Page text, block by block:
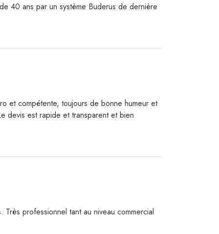
40 ans par un système Buderus de dernière
et compétente, toujours de bonne humeur et
devis est rapide et transparent et bien
professionnel tant au niveau commercial